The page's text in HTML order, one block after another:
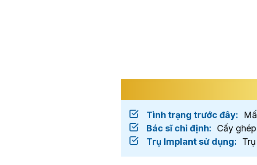
Tình trạng trước đây:
Bác sĩ chỉ định:
Cấy
Trụ Implant sử dụng: